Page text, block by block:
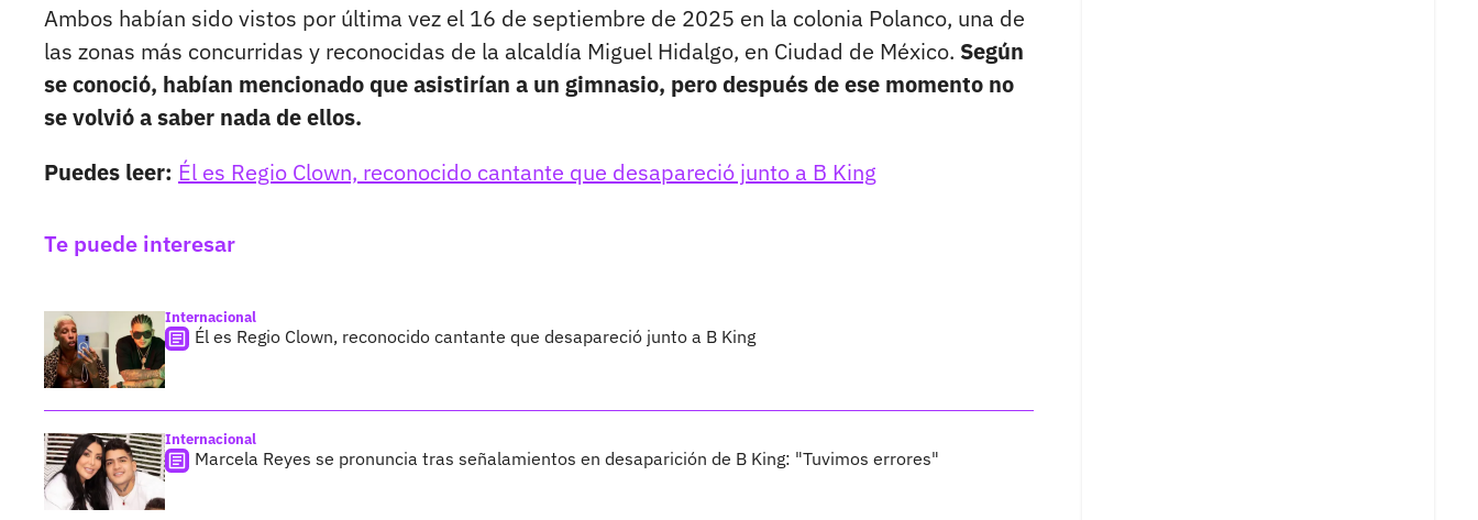
Ambos habían sido vistos por última vez el 16 de septiembre de 2025 en la colonia Polanco, una de
las zonas más concurridas y reconocidas de la alcaldía Miguel Hidalgo, en Ciudad de México. Según
se conoció, habían mencionado que asistirían a un gimnasio, pero después de ese momento no
se volvió a saber nada de ellos.
Puedes leer: Él es Regio Clown, reconocido cantante que desapareció junto a B King
Te puede interesar
Internacional
Él es Regio Clown, reconocido cantante que desapareció junto a B King
Internacional
Marcela Reyes se pronuncia tras señalamientos en desaparición de B King: "Tuvimos errores"